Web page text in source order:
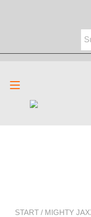
Navigation
umschalten
START / MIGHTY